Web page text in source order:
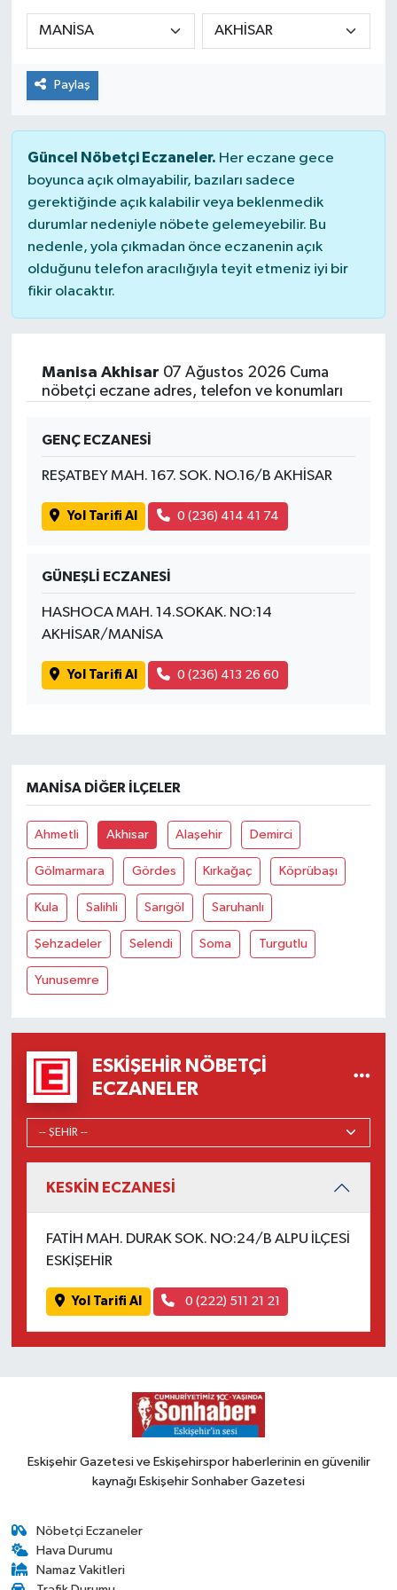
Paylaş
Güncel Nöbetçi Eczaneler. Her eczane gece
boyunca açık olmayabilir, bazıları sadece
gerektiğinde açık kalabilir veya beklenmedik
durumlar nedeniyle nöbete gelemeyebilir. Bu
nedenle, yola çıkmadan önce eczanenin açık
olduğunu telefon aracılığıyla teyit etmeniz iyi bir
fikir olacaktır.
Manisa Akhisar 07 Ağustos 2026 Cuma
nöbetçi eczane adres, telefon ve konumları
GENÇ ECZANESİ
REŞATBEY MAH. 167. SOK. NO.16/B AKHİSAR
Yol Tarifi Al 0 (236) 414 41 74
GÜNEŞLİ ECZANESİ
HASHOCA MAH. 14.SOKAK. NO:14
AKHİSAR/MANİSA
Yol Tarifi Al 0 (236) 413 26 60
MANISA DIĞER İLÇELER
Ahmetli Akhisar Alaşehir Demirci
Gölmarmara Gördes Kırkağaç Köprübaşı
Kula Salihli Sarıgöl Saruhanlı
Şehzadeler Selendi Soma Turgutlu
Yunusemre
ESKIŞEHIR NÖBETÇI
ECZANELER
KESKİN ECZANESİ
FATİH MAH. DURAK SOK. NO:24/B ALPU İLÇESİ
ESKİŞEHİR
Yol Tarifi Al 0 (222) 511 21 21
Eskişehir Gazetesi ve Eskişehirspor haberlerinin en güvenilir
kaynağı Eskişehir Sonhaber Gazetesi
Nöbetçi Eczaneler
Hava Durumu
Namaz Vakitleri
Siyaset
Spor